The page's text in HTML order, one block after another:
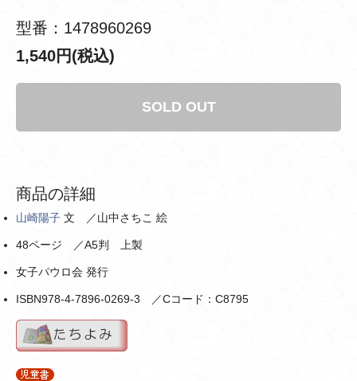
型番：1478960269
1,540円(税込)
SOLD OUT
商品の詳細
山崎陽子 文 ／山中さちこ 絵
48ページ ／A5判 上製
女子パウロ会 発行
ISBN978-4-7896-0269-3 ／Cコード：C8795